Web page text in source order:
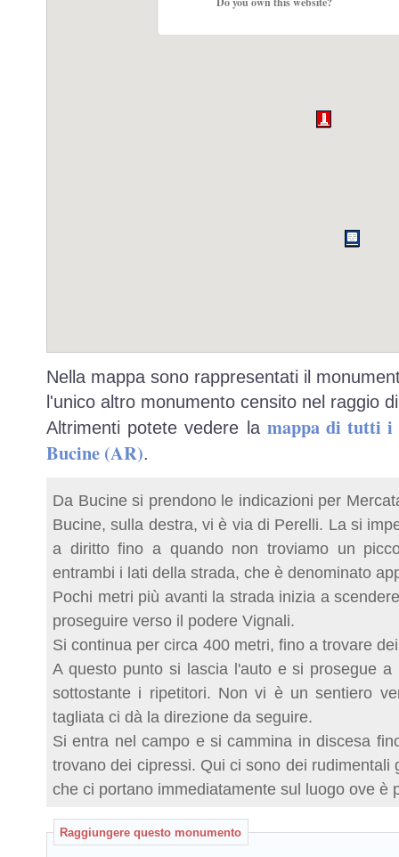
Nella mappa sono rappresentati il
l'unico altro monumento censito nel raggio
Altrimenti potete vedere la mappa di tutti i
Bucine (AR).
Da Bucine si prendono le indicazioni per
Bucine, sulla destra, vi è via di Perelli. La si
a diritto fino a quando non troviamo un
entrambi i lati della strada, che è denominato
Pochi metri più avanti la strada inizia a
proseguire verso il podere Vignali.
Si continua per circa 400 metri, fino a trovare
A questo punto si lascia l'auto e si prosegue
sottostante i ripetitori. Non vi è un sentiero
tagliata ci dà la direzione da seguire.
Si entra nel campo e si cammina in discesa
trovano dei cipressi. Qui ci sono dei rudimentali
che ci portano immediatamente sul luogo ove è
Raggiungere questo monumento